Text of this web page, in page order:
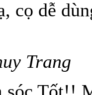
cọ dễ
Trang